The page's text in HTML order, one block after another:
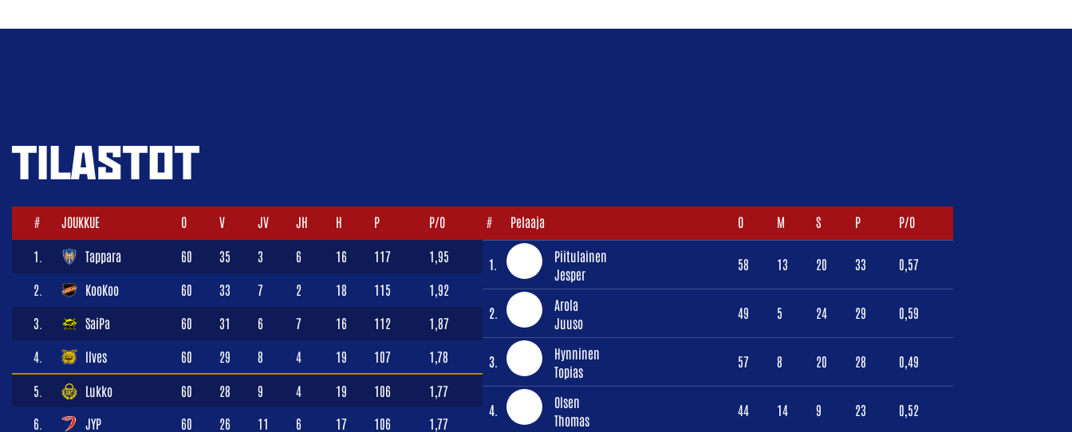
TILASTOT
# JOUKKUE O V JV JH H P P/O
1. Tappara 60 35 3 6 16 117 1,95
2. KooKoo 60 33 7 2 18 115 1,92
3. SaiPa 60 31 6 7 16 112 1,87
4. Ilves 60 29 8 4 19 107 1,78
5. Lukko 60 28 9 4 19 106 1,77
6. JYP 60 26 11 6 17 106 1,77
# Pelaaja O M S P P/O
1.
Piitulainen
Jesper
58 13 20 33 0,57
2.
Arola
Juuso
49 5 24 29 0,59
3.
Hynninen
Topias
57 8 20 28 0,49
4.
Olsen
Thomas
44 14 9 23 0,52